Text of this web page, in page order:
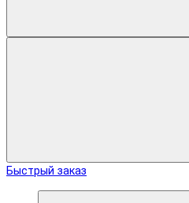
Быстрый заказ